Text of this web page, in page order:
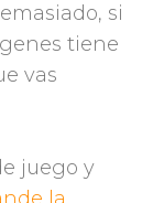
si
tiene
vas
juego y